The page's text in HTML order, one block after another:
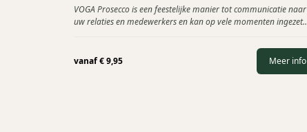
VOGA Prosecco is een feestelijke manier tot communicatie naar
uw relaties en medewerkers en kan op vele momenten ingezet
vanaf€9,95 Meer info